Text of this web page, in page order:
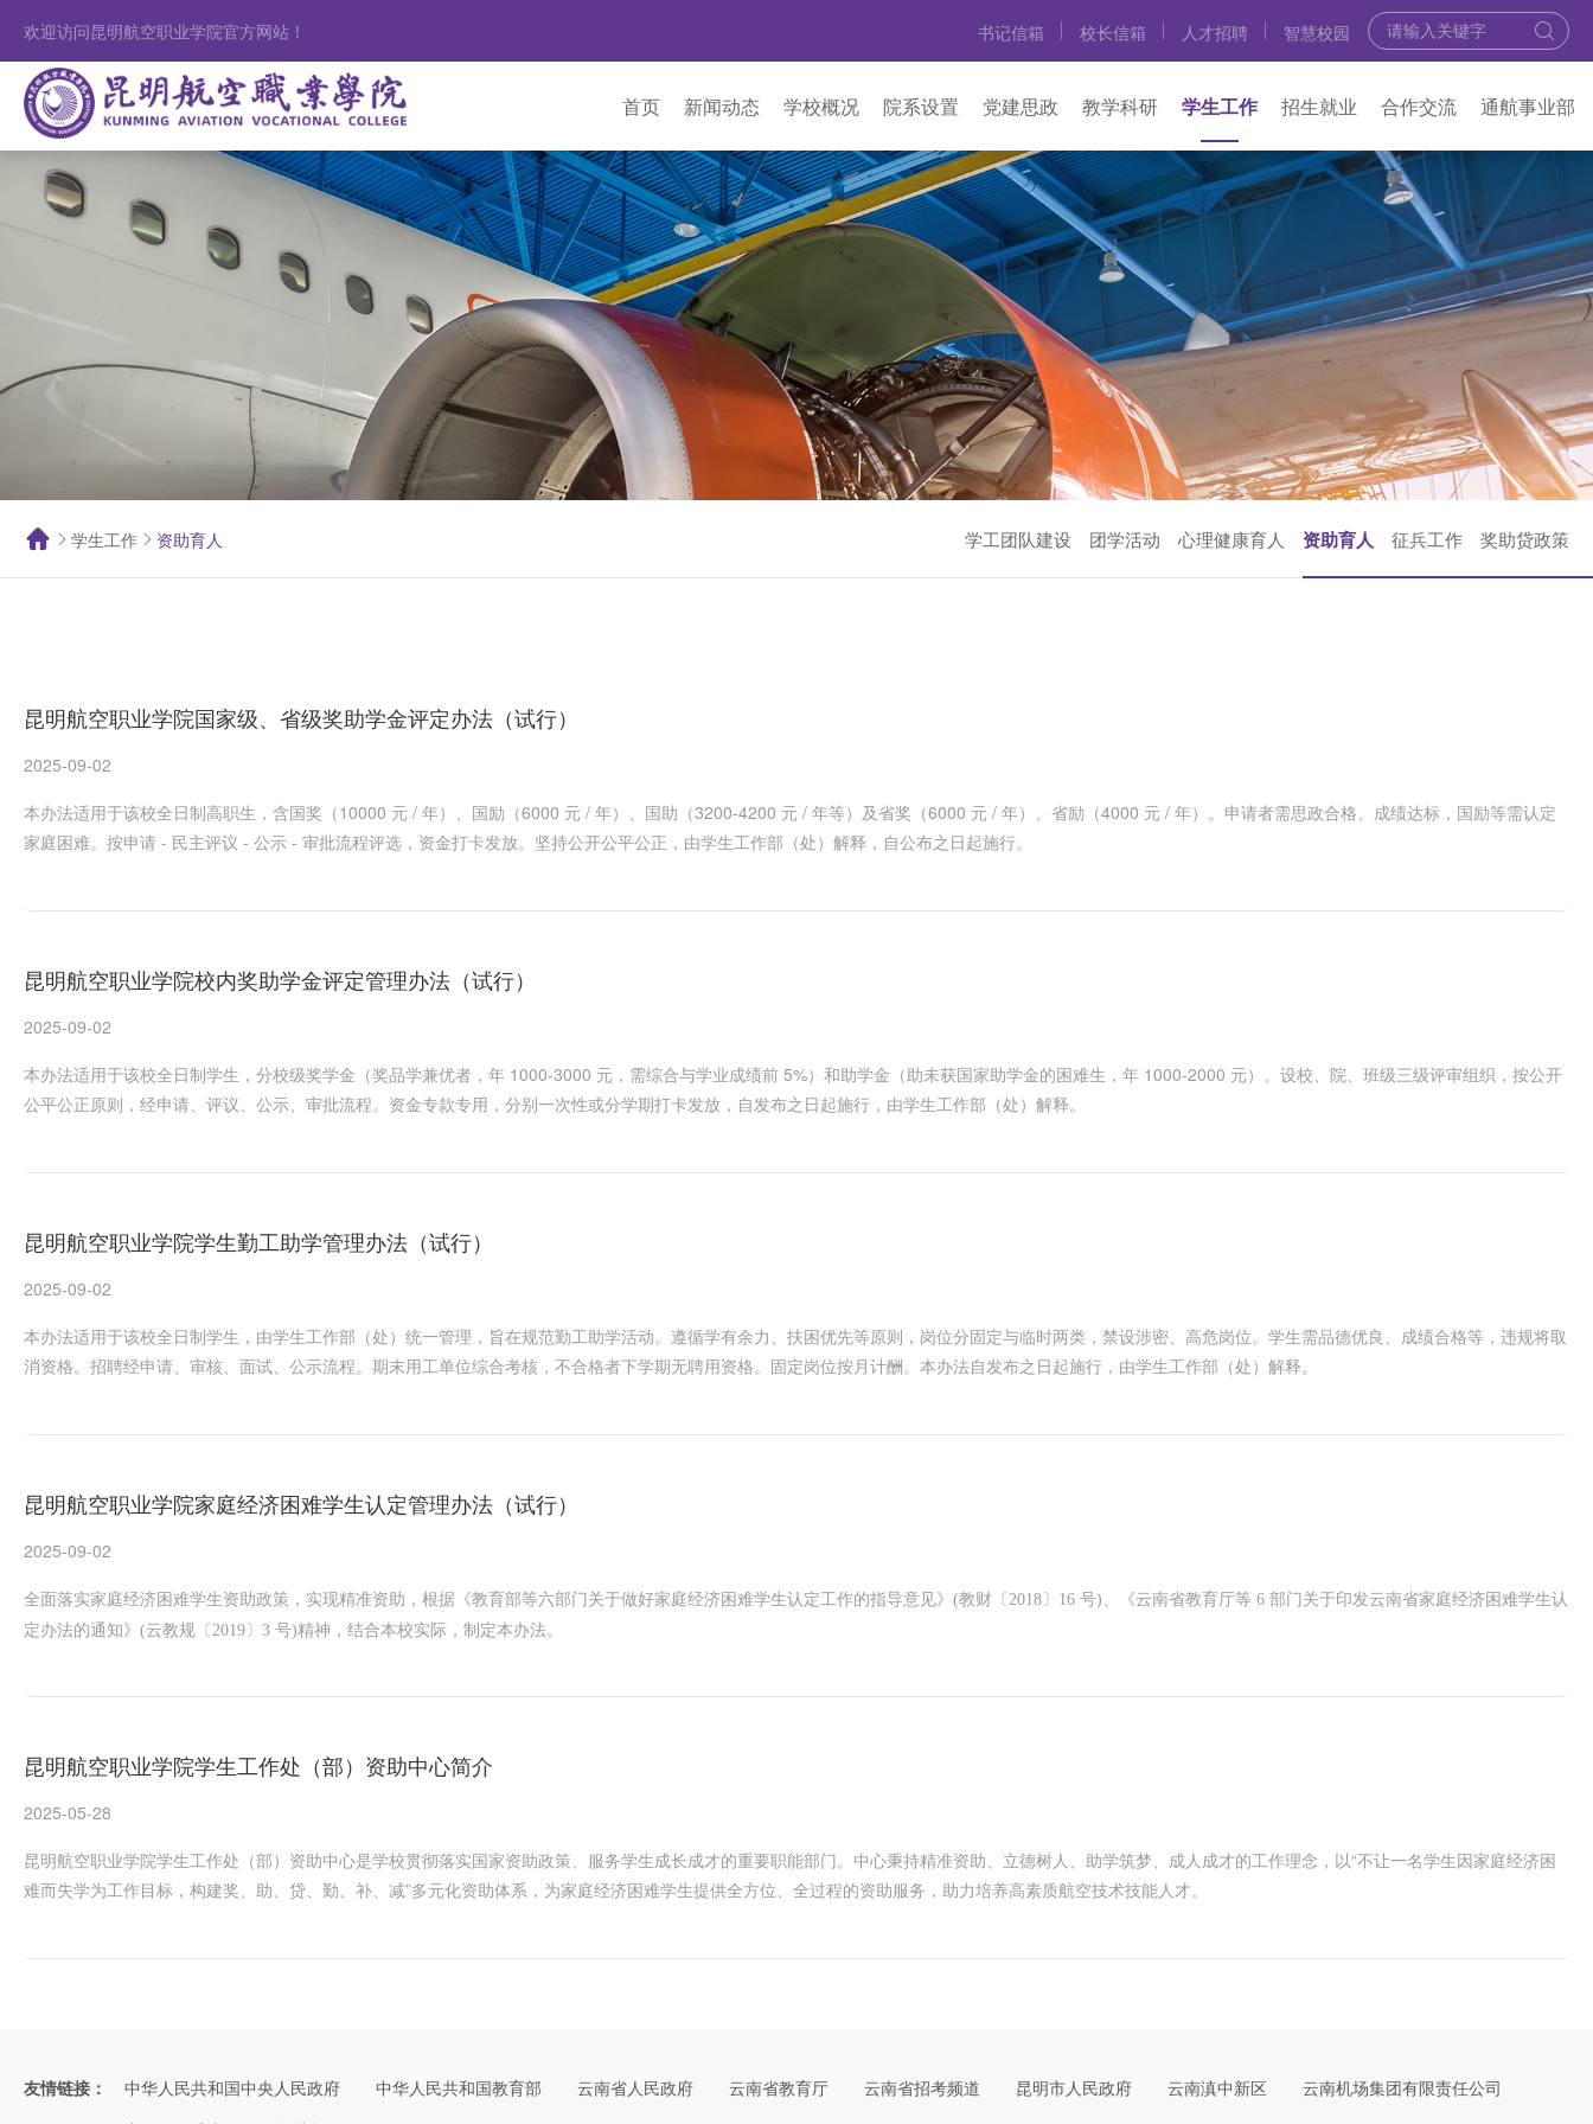
欢迎访问昆明航空职业学院官方网站！ 书记信箱 校长信箱 人才招聘 智慧校园
首页 新闻动态 学校概况 院系设置 党建思政 教学科研 学生工作 招生就业 合作交流 通航事业部
学生工作 资助育人 学工团队建设 团学活动 心理健康育人 资助育人 征兵工作 奖助贷政策
昆明航空职业学院国家级、省级奖助学金评定办法（试行）
2025-09-02
本办法适用于该校全日制高职生，含国奖（10000 元 / 年）、国励（6000 元 / 年）、国助（3200-4200 元 / 年等）及省奖（6000 元 / 年）、省励（4000 元 / 年）。申请者需思政合格、成绩达标，国励等需认定
家庭困难。按申请 - 民主评议 - 公示 - 审批流程评选，资金打卡发放。坚持公开公平公正，由学生工作部（处）解释，自公布之日起施行。
昆明航空职业学院校内奖助学金评定管理办法（试行）
2025-09-02
本办法适用于该校全日制学生，分校级奖学金（奖品学兼优者，年 1000-3000 元，需综合与学业成绩前 5%）和助学金（助未获国家助学金的困难生，年 1000-2000 元）。设校、院、班级三级评审组织，按公开
公平公正原则，经申请、评议、公示、审批流程。资金专款专用，分别一次性或分学期打卡发放，自发布之日起施行，由学生工作部（处）解释。
昆明航空职业学院学生勤工助学管理办法（试行）
2025-09-02
本办法适用于该校全日制学生，由学生工作部（处）统一管理，旨在规范勤工助学活动。遵循学有余力、扶困优先等原则，岗位分固定与临时两类，禁设涉密、高危岗位。学生需品德优良、成绩合格等，违规将取
消资格。招聘经申请、审核、面试、公示流程。期末用工单位综合考核，不合格者下学期无聘用资格。固定岗位按月计酬。本办法自发布之日起施行，由学生工作部（处）解释。
昆明航空职业学院家庭经济困难学生认定管理办法（试行）
2025-09-02
全面落实家庭经济困难学生资助政策，实现精准资助，根据《教育部等六部门关于做好家庭经济困难学生认定工作的指导意见》(教财〔2018〕16 号)、《云南省教育厅等 6 部门关于印发云南省家庭经济困难学生认
定办法的通知》(云教规〔2019〕3 号)精神，结合本校实际，制定本办法。
昆明航空职业学院学生工作处（部）资助中心简介
2025-05-28
昆明航空职业学院学生工作处（部）资助中心是学校贯彻落实国家资助政策、服务学生成长成才的重要职能部门。中心秉持精准资助、立德树人、助学筑梦、成人成才的工作理念，以“不让一名学生因家庭经济困
难而失学为工作目标，构建奖、助、贷、勤、补、减”多元化资助体系，为家庭经济困难学生提供全方位、全过程的资助服务，助力培养高素质航空技术技能人才。
友情链接： 中华人民共和国中央人民政府 中华人民共和国教育部 云南省人民政府 云南省教育厅 云南省招考频道 昆明市人民政府 云南滇中新区
云南机场集团有限责任公司